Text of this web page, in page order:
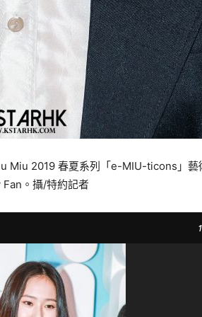
Miu 2019 春夏系列「e-MIU-ticons」藝
。攝/特約記者
1